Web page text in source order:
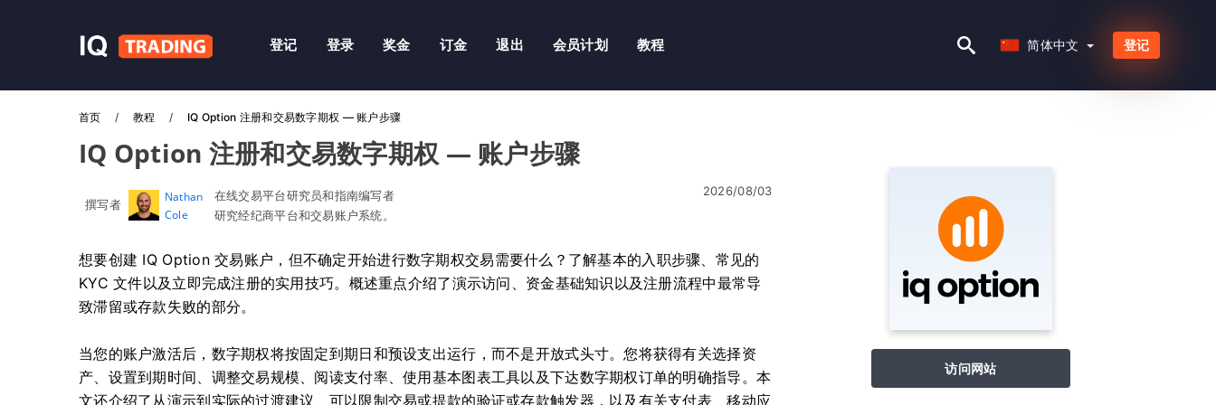
登记 登录 奖金 订金 退出 会员计划 教程 简体中文 登记
首页 教程 IQ Option 注册和交易数字期权 — 账户步骤
IQ Option 注册和交易数字期权 — 账户步骤
撰写者
Nathan
Cole
在线交易平台研究员和指南编写者
研究经纪商平台和交易账户系统。
2026/08/03
想要创建 IQ Option 交易账户，但不确定开始进行数字期权交易需要什么？了解基本的入职步骤、常见的
KYC 文件以及立即完成注册的实用技巧。概述重点介绍了演示访问、资金基础知识以及注册流程中最常导
致滞留或存款失败的部分。
当您的账户激活后，数字期权将按固定到期日和预设支出运行，而不是开放式头寸。您将获得有关选择资
产、设置到期时间、调整交易规模、阅读支付率、使用基本图表工具以及下达数字期权订单的明确指导。本
文还介绍了从演示到实际的过渡建议、可以限制交易或提款的验证或存款触发器，以及有关支付表、移动应
访问网站